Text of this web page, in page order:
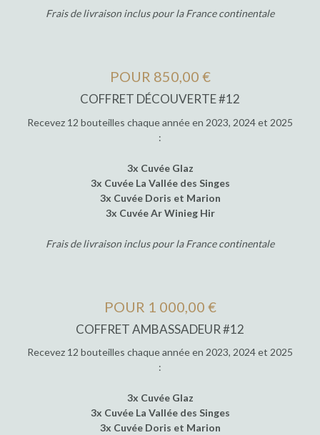
Frais de livraison inclus pour la France continentale
POUR 850,00 €
COFFRET DÉCOUVERTE #12
Recevez 12 bouteilles chaque année en 2023, 2024 et 2025
:
3x Cuvée Glaz
3x Cuvée La Vallée des Singes
3x Cuvée Doris et Marion
3x Cuvée Ar Winieg Hir
Frais de livraison inclus pour la France continentale
POUR 1 000,00 €
COFFRET AMBASSADEUR #12
Recevez 12 bouteilles chaque année en 2023, 2024 et 2025
:
3x Cuvée Glaz
3x Cuvée La Vallée des Singes
3x Cuvée Doris et Marion